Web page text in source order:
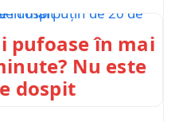
pufoase în mai
Nu este
dospit